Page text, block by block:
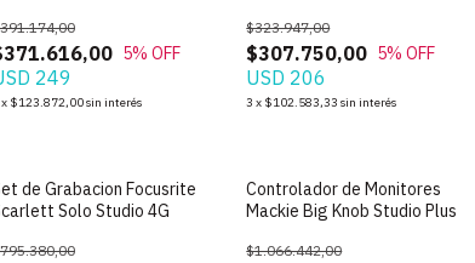
5% OFF
249
x $123.872,00sin interés
$307.750,00
$323.947,00
5% OFF
USD 206
3 x $102.583,33 sin interés
SIN STOCK
de Grabacion Focusrite
Solo Studio 4G
SIN STOCK
Controlador de Monitores
Mackie Big Knob Studio Plus
$1.066.442,00